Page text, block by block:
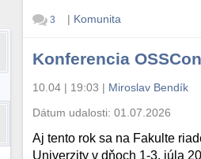
3 | Komunita
Konferencia
10.04 | 19:03 | Miroslav Bendík
Dátum udalosti:01.07.2026
Aj tento rok sa na Fakulte
Univerzity v dňoch 1-3. júla